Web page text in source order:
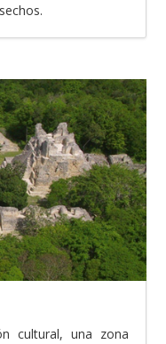
cultural, una zona